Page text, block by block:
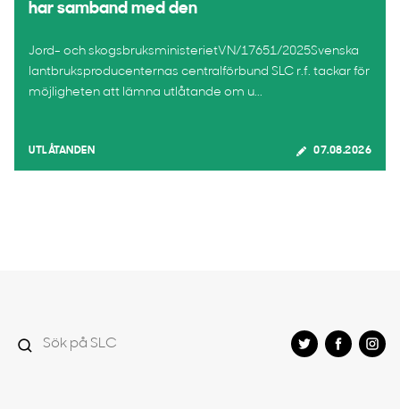
har samband med den
Jord- och skogsbruksministerietVN/17651/2025Svenska
lantbruksproducenternas centralförbund SLC r.f. tackar för
möjligheten att lämna utlåtande om u...
UTLÅTANDEN 07.08.2026